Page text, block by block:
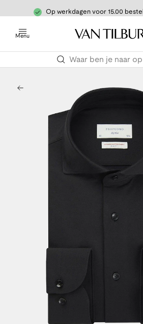
Op werkdagen voor 15.00
Menu